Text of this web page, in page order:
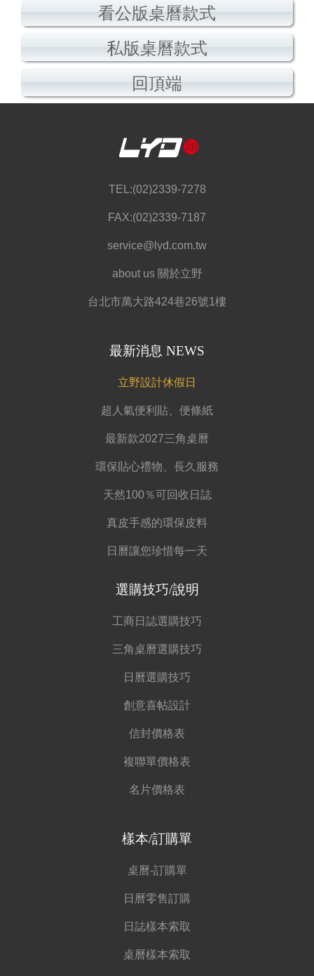
看公版桌曆款式
私版桌曆款式
回頂端
TEL:(02)2339-7278
FAX:(02)2339-7187
service@lyd.com.tw
about us 關於立野
台北市萬大路424巷26號1樓
最新消息 NEWS
立野設計休假日
超人氣便利貼、便條紙
最新款2027三角桌曆
環保貼心禮物、長久服務
天然100％可回收日誌
真皮手感的環保皮料
日曆讓您珍惜每一天
選購技巧/說明
工商日誌選購技巧
三角桌曆選購技巧
日曆選購技巧
創意喜帖設計
信封價格表
複聯單價格表
名片價格表
樣本/訂購單
桌曆-訂購單
日曆零售訂購
日誌樣本索取
桌曆樣本索取